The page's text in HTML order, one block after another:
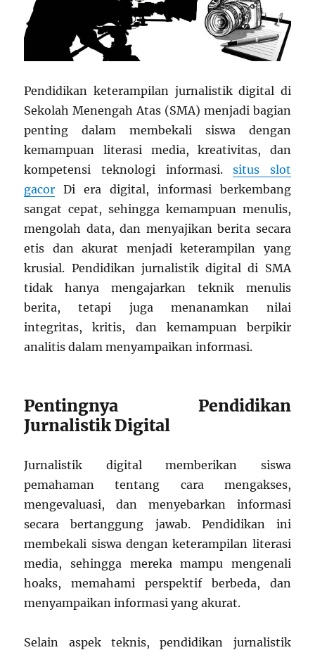
Pendidikan keterampilan jurnalistik digital di
Sekolah Menengah Atas (SMA) menjadi bagian
penting dalam membekali siswa dengan
kemampuan literasi media, kreativitas, dan
kompetensi teknologi informasi.situs slot
gacor Di era digital, informasi berkembang
sangat cepat, sehingga kemampuan menulis,
mengolah data, dan menyajikan berita secara
etis dan akurat menjadi keterampilan yang
krusial. Pendidikan jurnalistik digital di SMA
tidak hanya mengajarkan teknik menulis
berita, tetapi juga menanamkan nilai
integritas, kritis, dan kemampuan berpikir
analitis dalam menyampaikan informasi.
Pentingnya Pendidikan
Jurnalistik Digital
Jurnalistik digital memberikan siswa
pemahaman tentang cara mengakses,
mengevaluasi, dan menyebarkan informasi
secara bertanggung jawab. Pendidikan ini
membekali siswa dengan keterampilan literasi
media, sehingga mereka mampu mengenali
hoaks, memahami perspektif berbeda, dan
menyampaikan informasi yang akurat.
Selain aspek teknis, pendidikan jurnalistik